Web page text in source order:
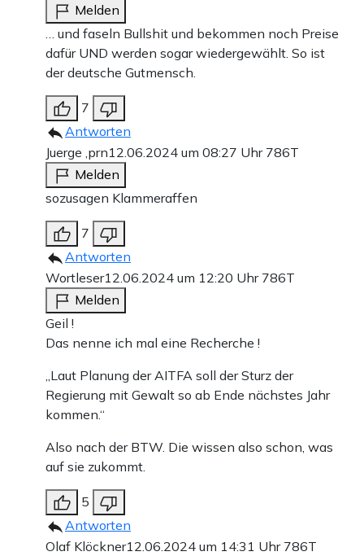
Melden
… und faseln Bullshit und bekommen noch Preise
dafür UND werden sogar wiedergewählt. So ist
der deutsche Gutmensch.
7
Antworten
Juerge ,prn12.06.2024 um 08:27 Uhr 786T
Melden
sozusagen Klammeraffen
7
Antworten
Wortleser12.06.2024 um 12:20 Uhr 786T
Melden
Geil !
Das nenne ich mal eine Recherche !
„Laut Planung der AITFA soll der Sturz der
Regierung mit Gewalt so ab Ende nächstes Jahr
kommen.“
Also nach der BTW. Die wissen also schon, was
auf sie zukommt.
5
Antworten
Olaf Klöckner12.06.2024 um 14:31 Uhr 786T